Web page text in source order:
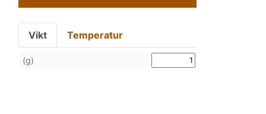
Vikt Temperatur
(g)